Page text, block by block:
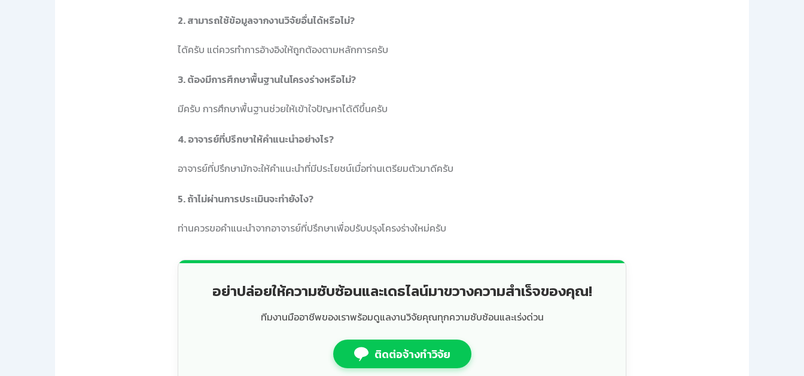
2. สามารถใช้ข้อมูลจากงานวิจัยอื่นได้หรือไม่?
ได้ครับ แต่ควรทำการอ้างอิงให้ถูกต้องตามหลักการครับ
3. ต้องมีการศึกษาพื้นฐานในโครงร่างหรือไม่?
มีครับ การศึกษาพื้นฐานช่วยให้เข้าใจปัญหาได้ดีขึ้นครับ
4. อาจารย์ที่ปรึกษาให้คำแนะนำอย่างไร?
อาจารย์ที่ปรึกษามักจะให้คำแนะนำที่มีประโยชน์เมื่อท่านเตรียมตัวมาดีครับ
5. ถ้าไม่ผ่านการประเมินจะทำยังไง?
ท่านควรขอคำแนะนำจากอาจารย์ที่ปรึกษาเพื่อปรับปรุงโครงร่างใหม่ครับ
อย่าปล่อยให้ความซับซ้อนและเดธไลน์มาขวางความสำเร็จของคุณ!
ทีมงานมืออาชีพของเราพร้อมดูแลงานวิจัยคุณทุกความซับซ้อนและเร่งด่วน
ติดต่อจ้างทำวิจัย